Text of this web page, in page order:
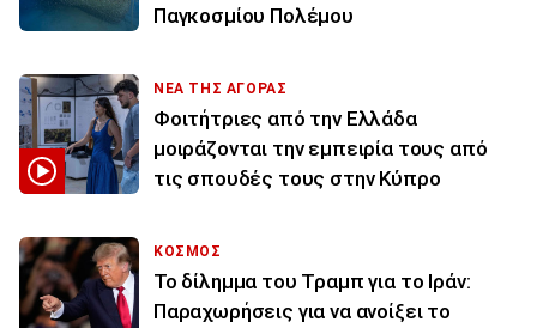
Παγκοσμίου Πολέμου
ΝΕΑ ΤΗΣ ΑΓΟΡΑΣ
Φοιτήτριες από την Ελλάδα
μοιράζονται την εμπειρία τους από
τις σπουδές τους στην Κύπρο
ΚΟΣΜΟΣ
Το δίλημμα του Τραμπ για το Ιράν:
Παραχωρήσεις για να ανοίξει το